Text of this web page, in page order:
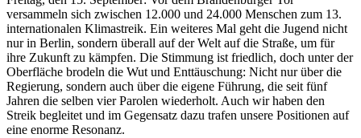
versammeln sich zwischen 12.000 und 24.000 Menschen zum 13.
internationalen Klimastreik. Ein weiteres Mal geht die Jugend nicht
nur in Berlin, sondern überall auf der Welt auf die Straße, um für
ihre Zukunft zu kämpfen. Die Stimmung ist friedlich, doch unter der
Oberfläche brodeln die Wut und Enttäuschung: Nicht nur über die
Regierung, sondern auch über die eigene Führung, die seit fünf
Jahren die selben vier Parolen wiederholt. Auch wir haben den
Streik begleitet und im Gegensatz dazu trafen unsere Positionen auf
eine enorme Resonanz.